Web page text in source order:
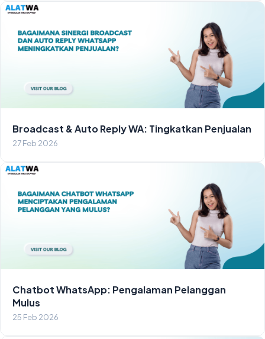
Broadcast & Auto Reply WA: Tingkatkan Penjualan
27 Feb 2026
Chatbot WhatsApp: Pengalaman Pelanggan
Mulus
25 Feb 2026